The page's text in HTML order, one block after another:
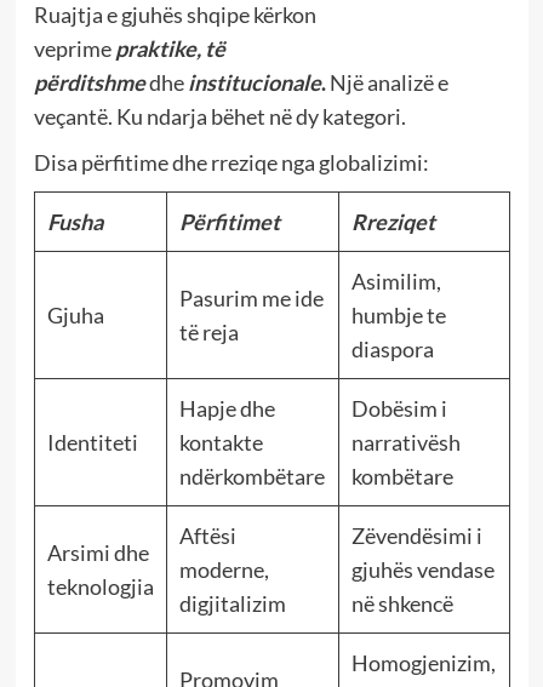
Ruajtja e gjuhës shqipe kërkon
veprimepraktike, të
përditshmedheinstitucionale.Një analizë e
veçantë. Ku ndarja bëhet në dy kategori.
Disa përfitime dhe rreziqe nga globalizimi:
Fusha Përfitimet Rreziqet
Gjuha
Pasurim me ide
të reja
Asimilim,
humbje te
diaspora
Identiteti
Hapje dhe
kontakte
ndërkombëtare
Dobësim i
narrativësh
kombëtare
Arsimi dhe
teknologjia
Aftësi
moderne,
digjitalizim
Zëvendësimi i
gjuhës vendase
në shkencë
Promovim
Homogjenizim,